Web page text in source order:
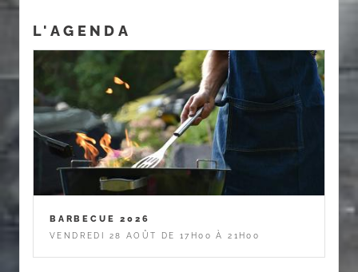
L'AGENDA
BARBECUE 2026
VENDREDI 28 AOÛT DE 17H00 À 21H00